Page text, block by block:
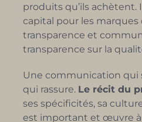
produits qu’ils achètent.
capital pour les marques
transparence et
transparence sur la
Une communication qui
qui rassure. Le récit du
ses spécificités, sa
est important et œuvre à